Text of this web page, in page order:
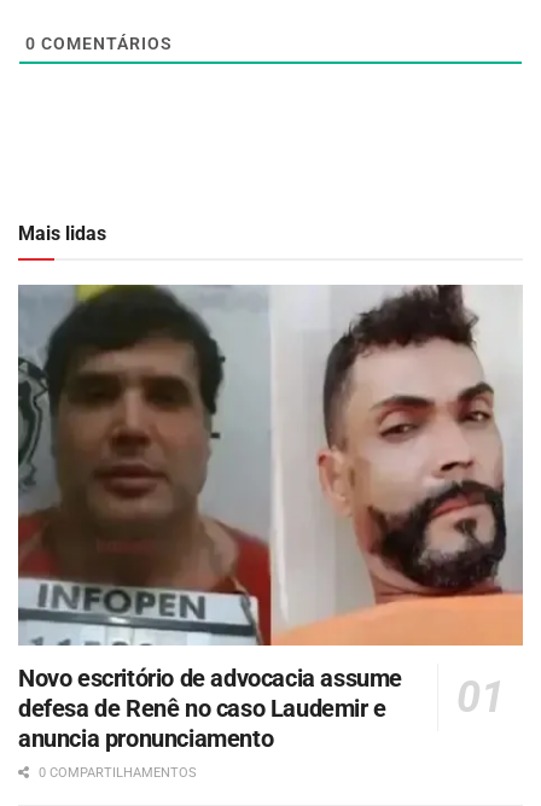
0 COMENTÁRIOS
Mais lidas
Novo escritório de advocacia assume
defesa de Renê no caso Laudemir e
anuncia pronunciamento
0 COMPARTILHAMENTOS